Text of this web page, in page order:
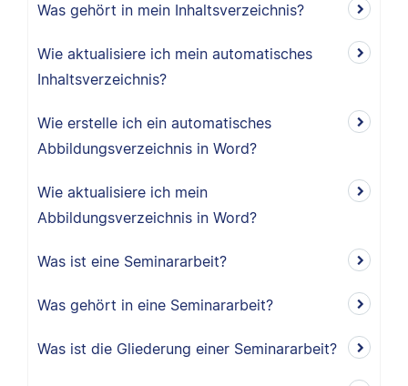
Was gehört in mein Inhaltsverzeichnis?
Wie aktualisiere ich mein automatisches
Inhaltsverzeichnis?
Wie erstelle ich ein automatisches
Abbildungsverzeichnis in Word?
Wie aktualisiere ich mein
Abbildungsverzeichnis in Word?
Was ist eine Seminararbeit?
Was gehört in eine Seminararbeit?
Was ist die Gliederung einer Seminararbeit?